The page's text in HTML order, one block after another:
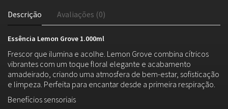
Descrição Avaliações (0)
Essência Lemon Grove 1.000ml
Frescor que ilumina e acolhe. Lemon Grove combina cítricos
vibrantes com um toque floral elegante e acabamento
amadeirado, criando uma atmosfera de bem-estar, sofisticação
e limpeza. Perfeita para encantar desde a primeira respiração.
Benefícios sensoriais